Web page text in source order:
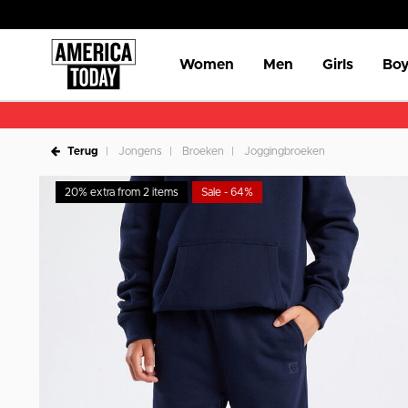
Women Men Girls
Terug Jongens Broeken Joggingbroeken
20% extra from 2 items Sale - 64%